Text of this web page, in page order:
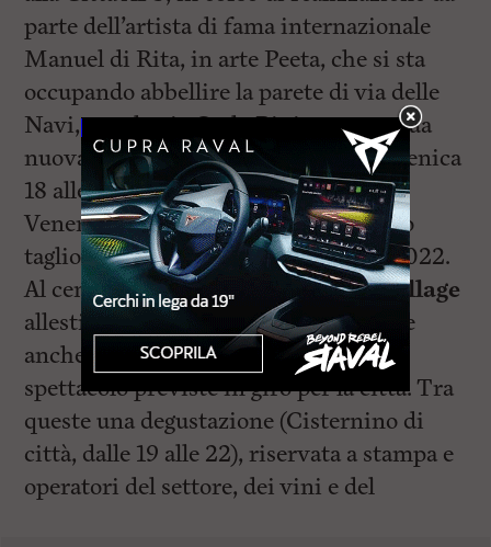
parte dell’artista di fama internazionale
Manuel di Rita, in arte Peeta, che si sta
occupando abbellire la parete di via delle
Navi, angolo via Carlo Bini, con una sua
nuova opera che sarà inaugurata domenica
18 alle 18.
Venerdì 16 settembre il vero e proprio
taglio del nastro del Caciucco Pride 2022.
Al centro dell’evento il
Cacciucco Village
allestito in Piazza Guerrazzi, ma tante
anche le iniziative di cultura, arte e
spettacolo previste in giro per la città. Tra
queste una degustazione (Cisternino di
città, dalle 19 alle 22), riservata a stampa e
operatori del settore, dei vini e del